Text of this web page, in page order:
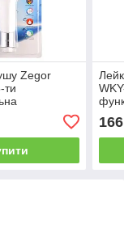
Zegor
ти
166